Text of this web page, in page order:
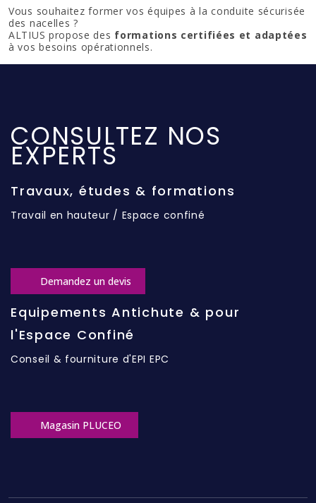
Vous souhaitez former vos équipes à la conduite sécurisée
des nacelles ?
ALTIUS propose des formations certifiées et adaptées
à vos besoins opérationnels.
CONSULTEZ NOS
EXPERTS
Travaux, études & formations
Travail en hauteur / Espace confiné
Demandez un devis
Equipements Antichute & pour
l'Espace Confiné
Conseil & fourniture d'EPI EPC
Magasin PLUCEO